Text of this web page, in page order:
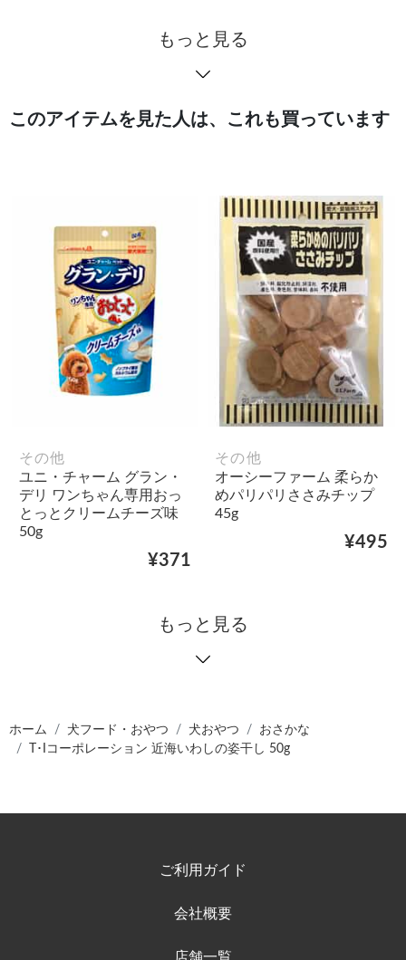
もっと見る
このアイテムを見た人は、これも買っています
その他
ユニ・チャーム グラン・
デリ ワンちゃん専用おっ
とっとクリームチーズ味
50g
¥371
その他
オーシーファーム 柔らか
めパリパリささみチップ
45g
¥495
もっと見る
ホーム 犬フード・おやつ 犬おやつ
おさかな
T･Iコーポレーション 近海いわしの姿干し 50g
ご利用ガイド
会社概要